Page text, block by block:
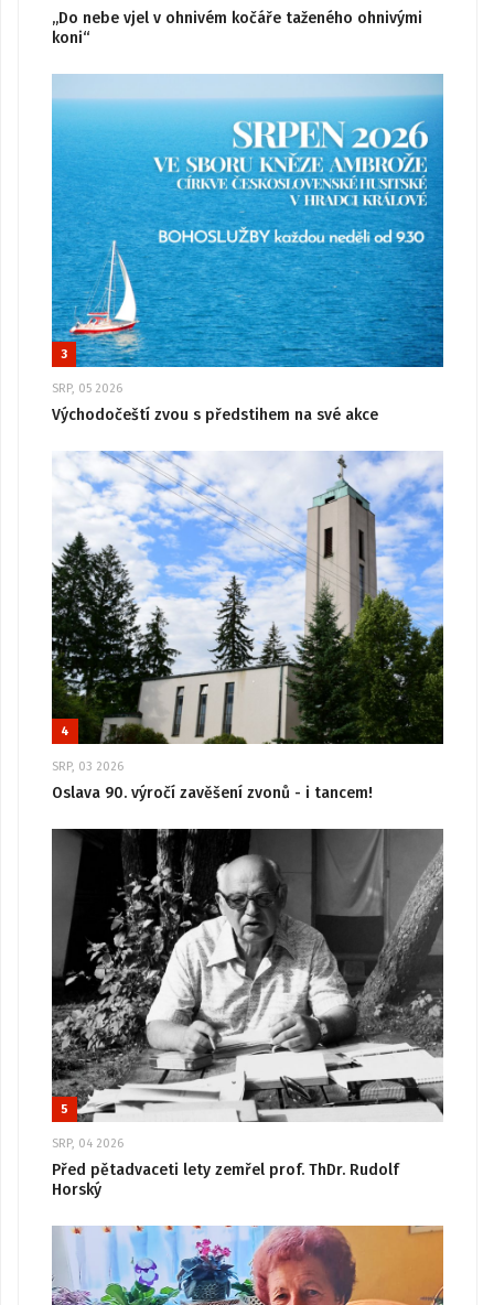
„Do nebe vjel v ohnivém kočáře taženého ohnivými
koni“
3
SRP, 05 2026
Východočeští zvou s předstihem na své akce
4
SRP, 03 2026
Oslava 90. výročí zavěšení zvonů - i tancem!
5
SRP, 04 2026
Před pětadvaceti lety zemřel prof. ThDr. Rudolf
Horský